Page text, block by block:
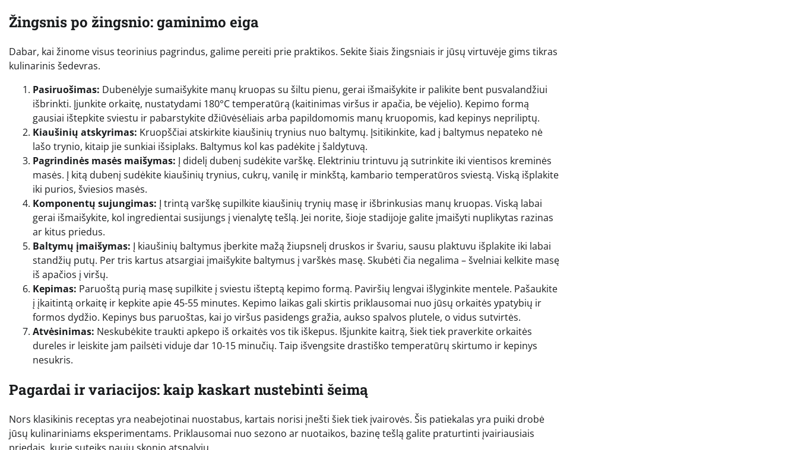
Žingsnis po žingsnio: gaminimo eiga
Dabar, kai žinome visus teorinius pagrindus, galime pereiti prie praktikos. Sekite šiais žingsniais ir jūsų virtuvėje gims tikras
kulinarinis šedevras.
Pasiruošimas: Dubenėlyje sumaišykite manų kruopas su šiltu pienu, gerai išmaišykite ir palikite bent pusvalandžiui
išbrinkti. Įjunkite orkaitę, nustatydami 180°C temperatūrą (kaitinimas viršus ir apačia, be vėjelio). Kepimo formą
gausiai ištepkite sviestu ir pabarstykite džiūvėsėliais arba papildomomis manų kruopomis, kad kepinys nepriliptų.
Kiaušinių atskyrimas: Kruopščiai atskirkite kiaušinių trynius nuo baltymų. Įsitikinkite, kad į baltymus nepateko nė
lašo trynio, kitaip jie sunkiai išsiplaks. Baltymus kol kas padėkite į šaldytuvą.
Pagrindinės masės maišymas: Į didelį dubenį sudėkite varškę. Elektriniu trintuvu ją sutrinkite iki vientisos kreminės
masės. Į kitą dubenį sudėkite kiaušinių trynius, cukrų, vanilę ir minkštą, kambario temperatūros sviestą. Viską išplakite
iki purios, šviesios masės.
Komponentų sujungimas: Į trintą varškę supilkite kiaušinių trynių masę ir išbrinkusias manų kruopas. Viską labai
gerai išmaišykite, kol ingredientai susijungs į vienalytę tešlą. Jei norite, šioje stadijoje galite įmaišyti nuplikytas razinas
ar kitus priedus.
Baltymų įmaišymas: Į kiaušinių baltymus įberkite mažą žiupsnelį druskos ir švariu, sausu plaktuvu išplakite iki labai
standžių putų. Per tris kartus atsargiai įmaišykite baltymus į varškės masę. Skubėti čia negalima – švelniai kelkite masę
iš apačios į viršų.
Kepimas: Paruoštą purią masę supilkite į sviestu išteptą kepimo formą. Paviršių lengvai išlyginkite mentele. Pašaukite
į įkaitintą orkaitę ir kepkite apie 45-55 minutes. Kepimo laikas gali skirtis priklausomai nuo jūsų orkaitės ypatybių ir
formos dydžio. Kepinys bus paruoštas, kai jo viršus pasidengs gražia, aukso spalvos plutele, o vidus sutvirtės.
Atvėsinimas: Neskubėkite traukti apkepo iš orkaitės vos tik iškepus. Išjunkite kaitrą, šiek tiek praverkite orkaitės
dureles ir leiskite jam pailsėti viduje dar 10-15 minučių. Taip išvengsite drastiško temperatūrų skirtumo ir kepinys
nesukris.
Pagardai ir variacijos: kaip kaskart nustebinti šeimą
Nors klasikinis receptas yra neabejotinai nuostabus, kartais norisi įnešti šiek tiek įvairovės. Šis patiekalas yra puiki drobė
jūsų kulinariniams eksperimentams. Priklausomai nuo sezono ar nuotaikos, bazinę tešlą galite praturtinti įvairiausiais